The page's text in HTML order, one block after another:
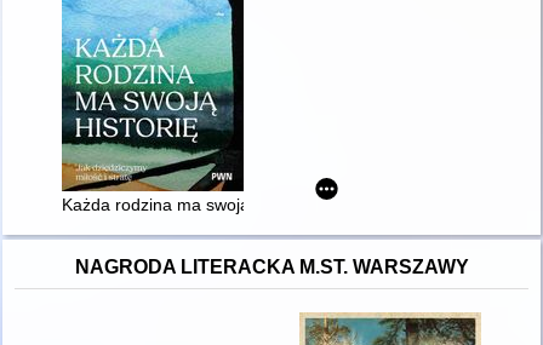
Każda rodzina ma swoją historię : jak dziedziczymy miłość i
NAGRODA LITERACKA M.ST. WARSZAWY